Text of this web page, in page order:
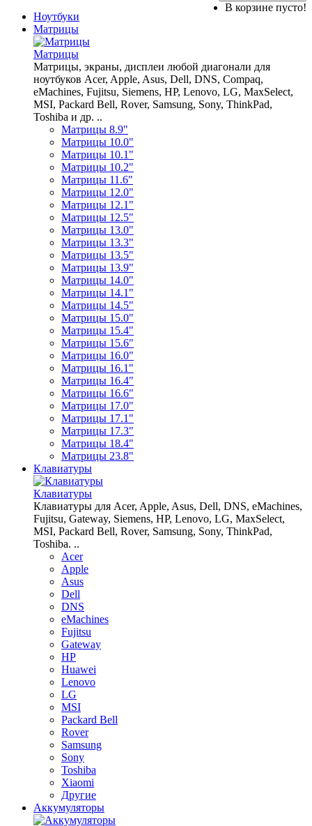
В корзине пусто!
Ноутбуки
Матрицы
Матрицы
Матрицы, экраны, дисплеи любой диагонали для
ноутбуков Acer, Apple, Asus, Dell, DNS, Compaq,
eMachines, Fujitsu, Siemens, HP, Lenovo, LG, MaxSelect,
MSI, Packard Bell, Rover, Samsung, Sony, ThinkPad,
Toshiba и др. ..
Матрицы 8.9"
Матрицы 10.0"
Матрицы 10.1"
Матрицы 10.2"
Матрицы 11.6"
Матрицы 12.0"
Матрицы 12.1"
Матрицы 12.5"
Матрицы 13.0"
Матрицы 13.3"
Матрицы 13.5"
Матрицы 13.9"
Матрицы 14.0"
Матрицы 14.1"
Матрицы 14.5"
Матрицы 15.0"
Матрицы 15.4"
Матрицы 15.6"
Матрицы 16.0"
Матрицы 16.1"
Матрицы 16.4"
Матрицы 16.6"
Матрицы 17.0"
Матрицы 17.1"
Матрицы 17.3"
Матрицы 18.4"
Матрицы 23.8"
Клавиатуры
Клавиатуры
Клавиатуры для Acer, Apple, Asus, Dell, DNS, eMachines,
Fujitsu, Gateway, Siemens, HP, Lenovo, LG, MaxSelect,
MSI, Packard Bell, Rover, Samsung, Sony, ThinkPad,
Toshiba. ..
Acer
Apple
Asus
Dell
DNS
eMachines
Fujitsu
Gateway
HP
Huawei
Lenovo
LG
MSI
Packard Bell
Rover
Samsung
Sony
Toshiba
Xiaomi
Другие
Аккумуляторы